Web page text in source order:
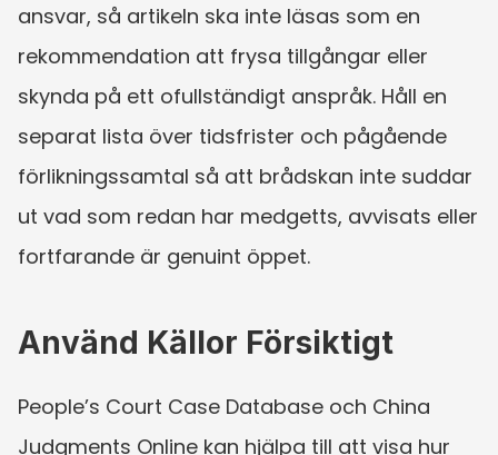
ansvar, så artikeln ska inte läsas som en
rekommendation att frysa tillgångar eller
skynda på ett ofullständigt anspråk. Håll en
separat lista över tidsfrister och pågående
förlikningssamtal så att brådskan inte suddar
ut vad som redan har medgetts, avvisats eller
fortfarande är genuint öppet.
Använd Källor Försiktigt
People’s Court Case Database och China
Judgments Online kan hjälpa till att visa hur